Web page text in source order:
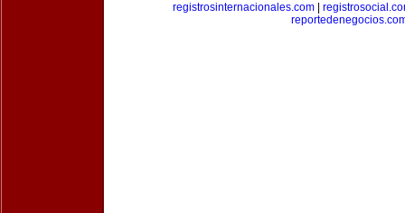
registrosinternacionales.com